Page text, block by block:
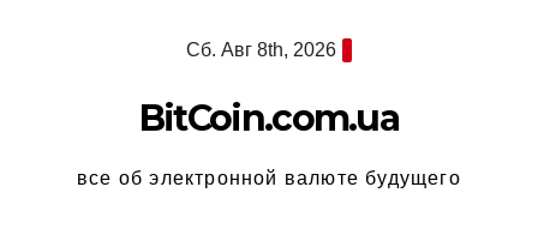
Сб. Авг 8th, 2026
BitCoin.com.ua
все об электронной валюте будущего